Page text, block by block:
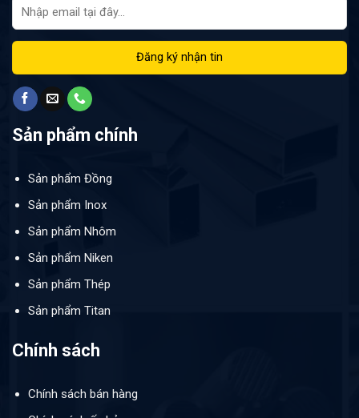
Sản phẩm chính
Sản phẩm Đồng
Sản phẩm Inox
Sản phẩm Nhôm
Sản phẩm Niken
Sản phẩm Thép
Sản phẩm Titan
Chính sách
Chính sách bán hàng